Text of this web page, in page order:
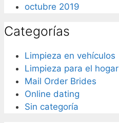
octubre 2019
Categorías
Limpieza en vehículos
Limpieza para el hogar
Mail Order Brides
Online dating
Sin categoría